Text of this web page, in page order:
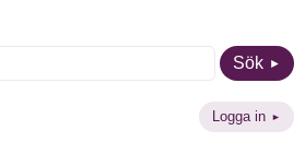
Sök
Logga in